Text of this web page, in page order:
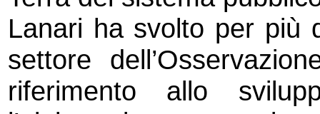
Lanari ha svolto per più
settore
riferimento allo